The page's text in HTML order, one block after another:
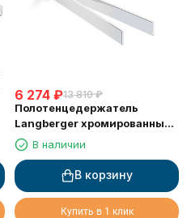
6 274 ₽13 810 ₽
Полотенцедержатель
Langberger хромированный
к стене двойной поворотный
11308A
В наличии
В корзину
Купить в 1 клик